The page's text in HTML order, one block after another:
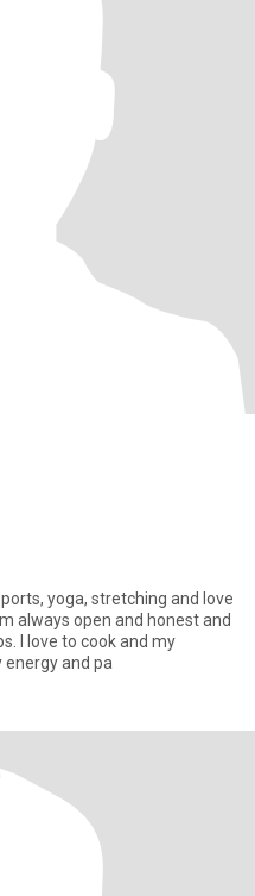
yoga, stretching and love
always open and honest and
I love to cook and my
and pa